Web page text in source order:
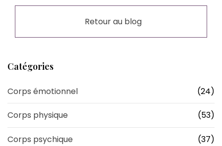
Retour au blog
Catégories
Corps émotionnel (24)
Corps physique (53)
Corps psychique (37)